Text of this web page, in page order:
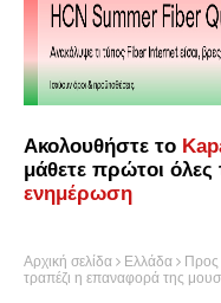
Ακολουθήστε το
μάθετε πρώτοι όλες
ενημέρωση
Αρχική σελίδα Ελλάδα
Προς
τραπέζι η επαναφορά της